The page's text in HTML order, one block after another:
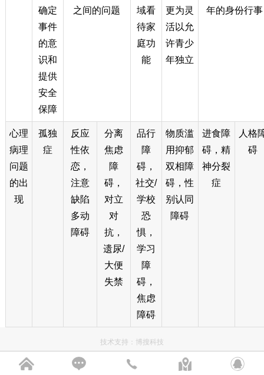
确定
事件
的意
识和
提供
安全
保障
之间的问题
域看
待家
庭功
能
更为灵
活以允
许青少
年独立
年的身份行事
心理
病理
问题
的出
现
孤独
症
反应
性依
恋，
注意
缺陷
多动
障碍
分离
焦虑
障
碍，
对立
对
抗，
遗尿/
大便
失禁
品行
障
碍，
社交/
学校
恐
惧，
学习
障
碍，
焦虑
障碍
物质滥
用抑郁
双相障
碍，性
别认同
障碍
进食障
碍，精
神分裂
症
人格
碍
技术支持： 博搜科技